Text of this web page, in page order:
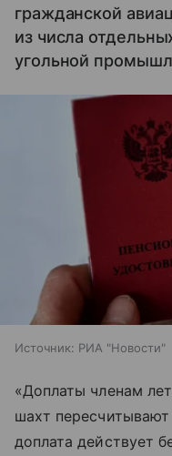
гражданской
из числа
угольной
Источник: РИА "Новости"
«Доплаты членам
шахт
доплата действует